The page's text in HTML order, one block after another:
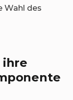
Wahl des
ihre